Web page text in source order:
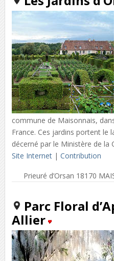
commune de Maisonnais,
France. Ces jardins portent le
décerné par le Ministère de la
Site Internet| Contribution
Prieuré d’Orsan 18170
Parc Floral
Allier